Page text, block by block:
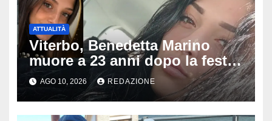
ATTUALITÀ
Viterbo, Benedetta Marino
muore a 23 anni dopo la festa
di compleanno: trovata senza
vita nell’ex consorzio, è giallo
sulle ultime ore
AGO 10, 2026 REDAZIONE